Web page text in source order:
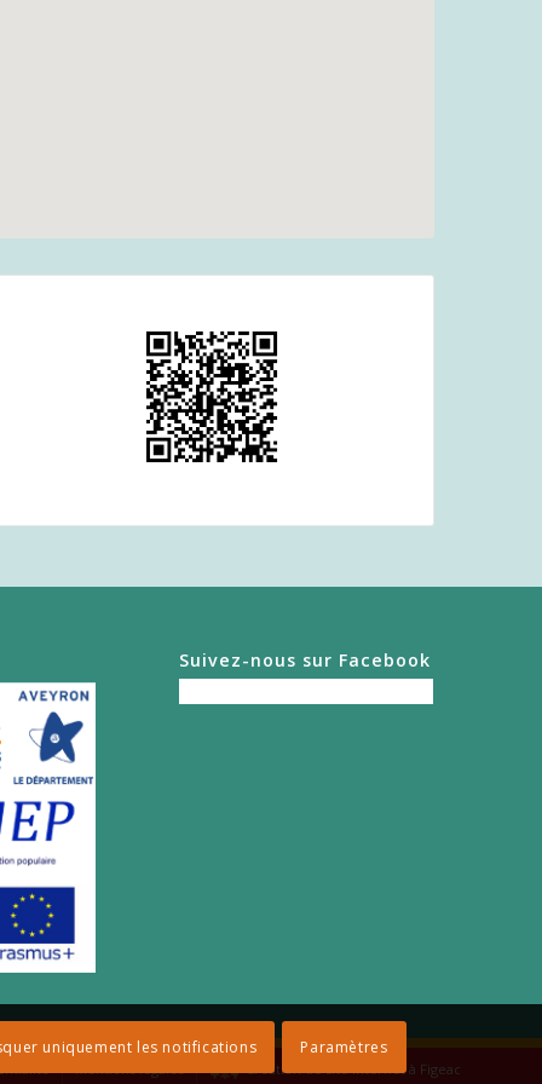
Suivez-nous sur Facebook
Mentions légales Création de site internet à Figeac
uniquement les notifications Paramètres